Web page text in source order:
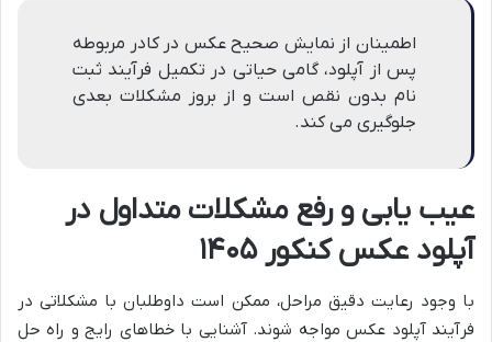
اطمینان از نمایش صحیح عکس در کادر مربوطه
پس از آپلود، گامی حیاتی در تکمیل فرآیند ثبت
نام بدون نقص است و از بروز مشکلات بعدی
جلوگیری می کند.
عیب یابی و رفع مشکلات متداول در
آپلود عکس کنکور ۱۴۰۵
با وجود رعایت دقیق مراحل، ممکن است داوطلبان با مشکلاتی در
فرآیند آپلود عکس مواجه شوند. آشنایی با خطاهای رایج و راه حل